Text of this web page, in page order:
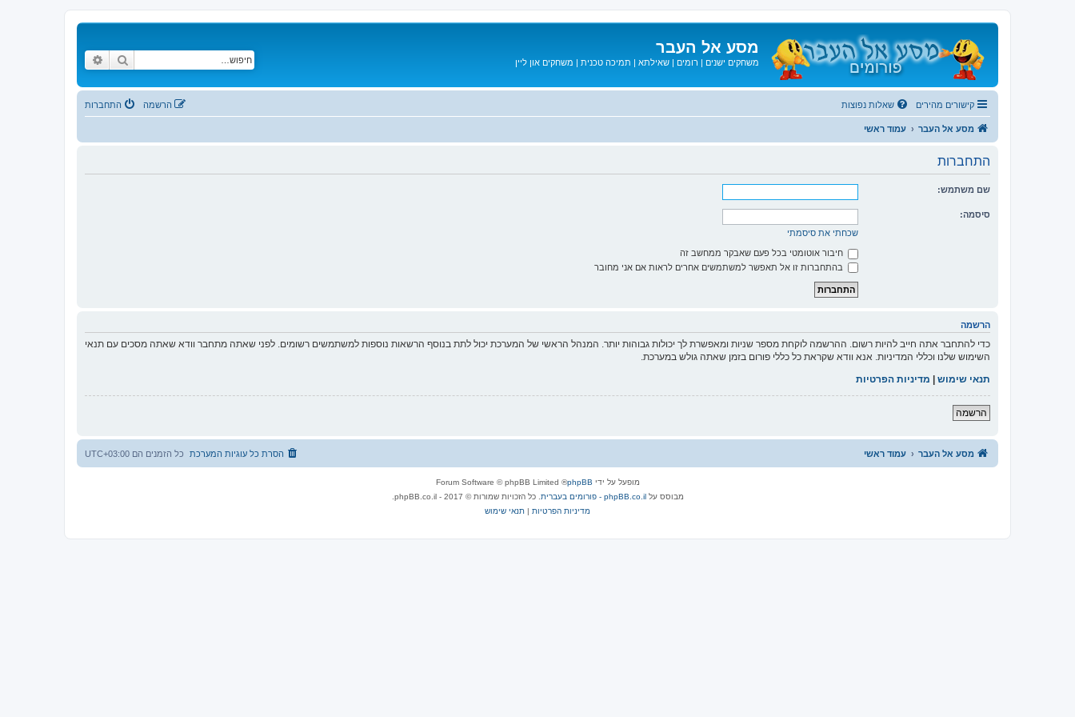
מסע אל העבר
משחקים ישנים | רומים | שאילתא | תמיכה טכנית | משחקים און ליין חיפוש
קישורים מהירים שאלות נפוצות התחברות הרשמה
מסע אל העבר עמוד ראשי
התחברות
שם משתמש:
סיסמה:
שכחתי את סיסמתי
חיבור אוטומטי בכל פעם שאבקר ממחשב זה
בהתחברות זו אל תאפשר למשתמשים אחרים לראות אם אני מחובר
הרשמה
כדי להתחבר אתה חייב להיות רשום. ההרשמה לוקחת מספר שניות ומאפשרת לך יכולות גבוהות יותר. המנהל הראשי של המערכת יכול לתת בנוסף הרשאות נוספות למשתמשים רשומים. לפני שאתה מתחבר וודא שאתה מסכים עם תנאי
השימוש שלנו וכללי המדיניות. אנא וודא שקראת כל כללי פורום בזמן שאתה גולש במערכת.
תנאי שימוש | מדיניות הפרטיות
הרשמה
מסע אל העבר עמוד ראשי כל הזמנים הם UTC+03:00 הסרת כל עוגיות המערכת
מופעל על ידי phpBB
® Forum Software © phpBB Limited
מבוסס עלphpBB.co.il - פורומים בעברית
. כל הזכויות שמורות © 2017 - phpBB.co.il.
מדיניות הפרטיות | תנאי שימוש